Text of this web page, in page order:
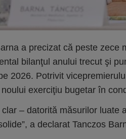
a precizat că peste zece
bilanţul anului trecut şi
2026. Potrivit
exerciţiu bugetar în
clar – datorită măsurilor luate
a declarat Tanczos